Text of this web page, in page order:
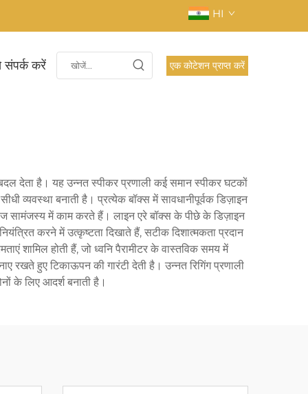
HI
संपर्क करें एक कोटेशन प्राप्त करें
बदल देता है। यह उन्नत स्पीकर प्रणाली कई समान स्पीकर घटकों
व्यवस्था बनाती है। प्रत्येक बॉक्स में सावधानीपूर्वक डिज़ाइन
सामंजस्य में काम करते हैं। लाइन एरे बॉक्स के पीछे के डिज़ाइन
करने में उत्कृष्टता दिखाते हैं, सटीक दिशात्मकता प्रदान
शामिल होती हैं, जो ध्वनि पैरामीटर के वास्तविक समय में
रखते हुए टिकाऊपन की गारंटी देती है। उन्नत रिगिंग प्रणाली
के लिए आदर्श बनाती है।